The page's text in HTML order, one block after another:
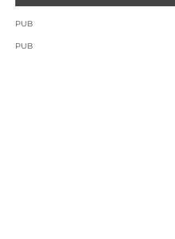
PUB
PUB